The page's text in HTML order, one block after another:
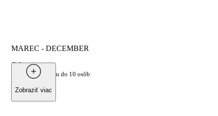
MAREC - DECEMBER
Od
150 € za skupinu do 10 osôb
Zobraziť viac